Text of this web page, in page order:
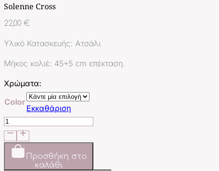
Solenne Cross
22,00 €
Υλικό Κατασκευής: Aτσάλι
Μήκος κολιέ: 45+5 cm επέκταση.
Χρώματα:
Color
Εκκαθάριση
Solenne
Cross
ποσότητα
Προσθήκη στο
καλάθι